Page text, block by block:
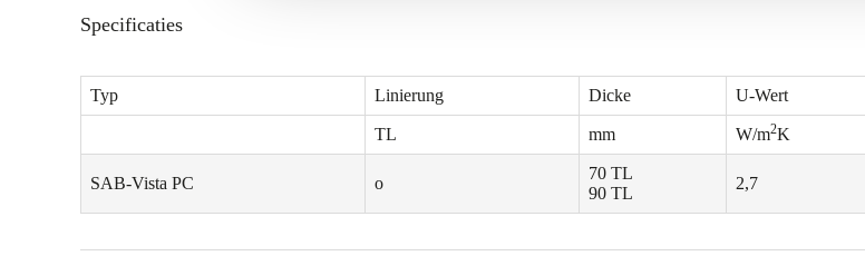
e
e
Specificaties
Typ Linierung Dicke U-Wert
TL mm W/m2K
SAB-Vista PC o
70 TL
90 TL
2,7